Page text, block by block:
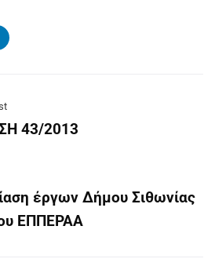
43/2013
έργων Δήμου Σιθωνίας
ΕΠΠΕΡΑΑ